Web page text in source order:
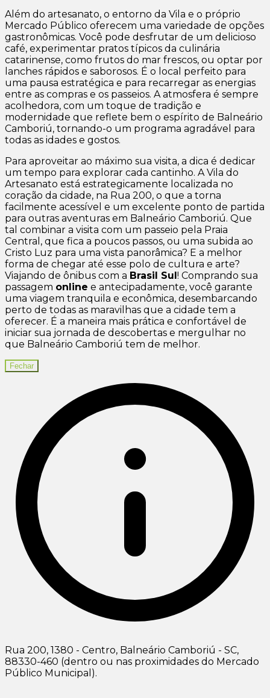
Além do artesanato, o entorno da Vila e o próprio
Mercado Público oferecem uma variedade de opções
gastronômicas. Você pode desfrutar de um delicioso
café, experimentar pratos típicos da culinária
catarinense, como frutos do mar frescos, ou optar por
lanches rápidos e saborosos. É o local perfeito para
uma pausa estratégica e para recarregar as energias
entre as compras e os passeios. A atmosfera é sempre
acolhedora, com um toque de tradição e
modernidade que reflete bem o espírito de Balneário
Camboriú, tornando-o um programa agradável para
todas as idades e gostos.
Para aproveitar ao máximo sua visita, a dica é dedicar
um tempo para explorar cada cantinho. A Vila do
Artesanato está estrategicamente localizada no
coração da cidade, na Rua 200, o que a torna
facilmente acessível e um excelente ponto de partida
para outras aventuras em Balneário Camboriú. Que
tal combinar a visita com um passeio pela Praia
Central, que fica a poucos passos, ou uma subida ao
Cristo Luz para uma vista panorâmica? E a melhor
forma de chegar até esse polo de cultura e arte?
Viajando de ônibus com a Brasil Sul ! Comprando sua
passagem online e antecipadamente, você garante
uma viagem tranquila e econômica, desembarcando
perto de todas as maravilhas que a cidade tem a
oferecer. É a maneira mais prática e confortável de
iniciar sua jornada de descobertas e mergulhar no
que Balneário Camboriú tem de melhor.
Fechar
Rua 200, 1380 - Centro, Balneário Camboriú - SC,
88330-460 (dentro ou nas proximidades do Mercado
Público Municipal).